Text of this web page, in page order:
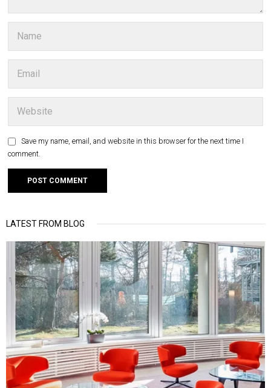
Save my name, email, and website in this browser for the next time I
comment.
LATEST FROM BLOG